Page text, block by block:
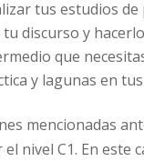
tus estudios
discurso y
que
y lagunas en
mencionadas
nivel C1. En este